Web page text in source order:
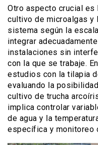
Otro aspecto crucial
cultivo de microalgas y
sistema según la
integrar
instalaciones sin
con la que se trabaje.
estudios con la tilapia
evaluando la
cultivo de trucha
implica controlar
de agua y la
específica y monitoreo